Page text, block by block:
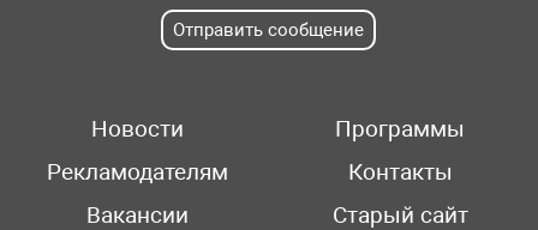
Отправить сообщение
Новости
Программы
Рекламодателям
Контакты
Вакансии
Старый сайт